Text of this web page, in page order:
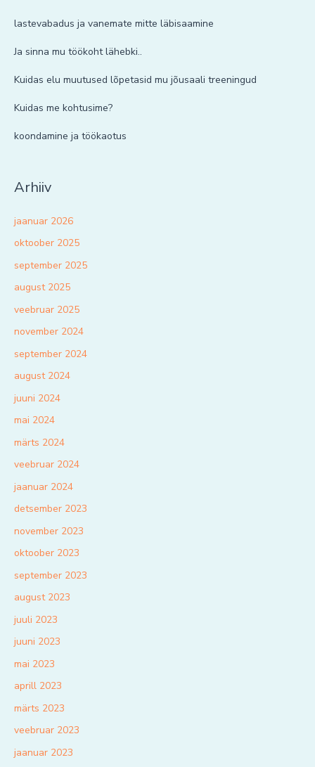
lastevabadus ja vanemate mitte läbisaamine
Ja sinna mu töökoht lähebki..
Kuidas elu muutused lõpetasid mu jõusaali treeningud
Kuidas me kohtusime?
koondamine ja töökaotus
Arhiiv
jaanuar 2026
oktoober 2025
september 2025
august 2025
veebruar 2025
november 2024
september 2024
august 2024
juuni 2024
mai 2024
märts 2024
veebruar 2024
jaanuar 2024
detsember 2023
november 2023
oktoober 2023
september 2023
august 2023
juuli 2023
juuni 2023
mai 2023
aprill 2023
märts 2023
veebruar 2023
jaanuar 2023